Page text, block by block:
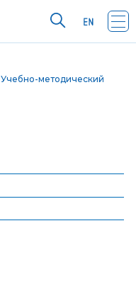
Учебно-методический